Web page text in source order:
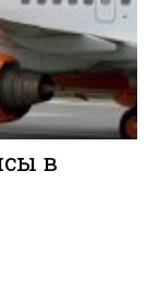
в